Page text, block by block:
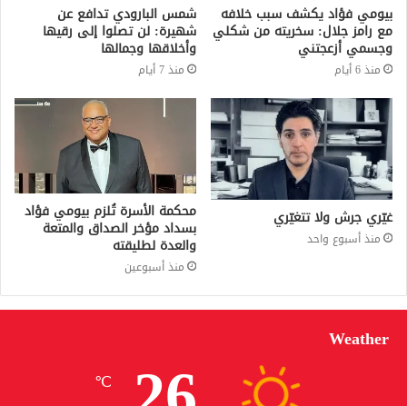
بيومي فؤاد يكشف سبب خلافه
مع رامز جلال: سخريته من شكلي
وجسمي أزعجتني
منذ 6 أيام
شمس البارودي تدافع عن
شهيرة: لن تصلوا إلى رقيها
وأخلاقها وجمالها
منذ 7 أيام
غيّري جرش ولا تتغيّري
منذ أسبوع واحد
محكمة الأسرة تُلزم بيومي فؤاد
بسداد مؤخر الصداق والمتعة
والعدة لطليقته
منذ أسبوعين
Weather
℃